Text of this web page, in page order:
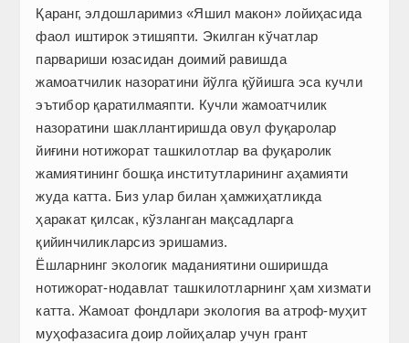
Қаранг, элдошларимиз «Яшил макон» лойиҳасида
фаол иштирок этишяпти. Экилган кўчатлар
парвариши юзасидан доимий равишда
жамоатчилик назоратини йўлга қўйишга эса кучли
эътибор қаратилмаяпти. Кучли жамоатчилик
назоратини шакллантиришда овул фуқаролар
йиғини нотижорат ташкилотлар ва фуқаролик
жамиятининг бошқа институтларининг аҳамияти
жуда катта. Биз улар билан ҳамжиҳатликда
ҳаракат қилсак, кўзланган мақсадларга
қийинчиликларсиз эришамиз.
Ёшларнинг экологик маданиятини оширишда
нотижорат-нодавлат ташкилотларнинг ҳам хизмати
катта. Жамоат фондлари экология ва атроф-муҳит
муҳофазасига доир лойиҳалар учун грант